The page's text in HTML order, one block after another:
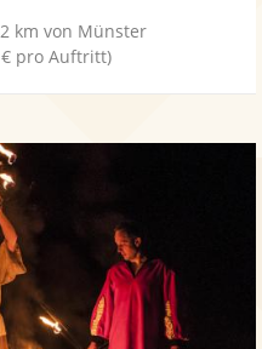
km von Münster
€ pro Auftritt)